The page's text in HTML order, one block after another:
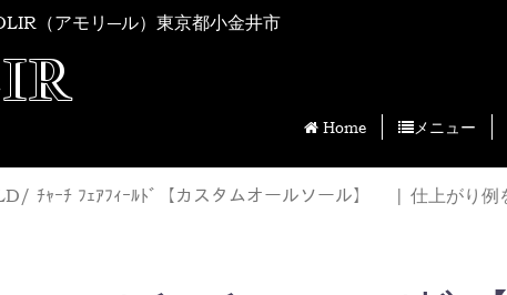
（アモリ―ル）東京都小金井市
Home メニュー
ﾁｬｰﾁ ﾌｪｱﾌｨｰﾙﾄﾞ【カスタムオールソール】 | 仕上がり